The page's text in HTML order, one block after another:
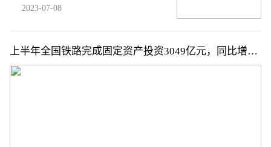
2023-07-08
上半年全国铁路完成固定资产投资3049亿元，同比增长
6.9%